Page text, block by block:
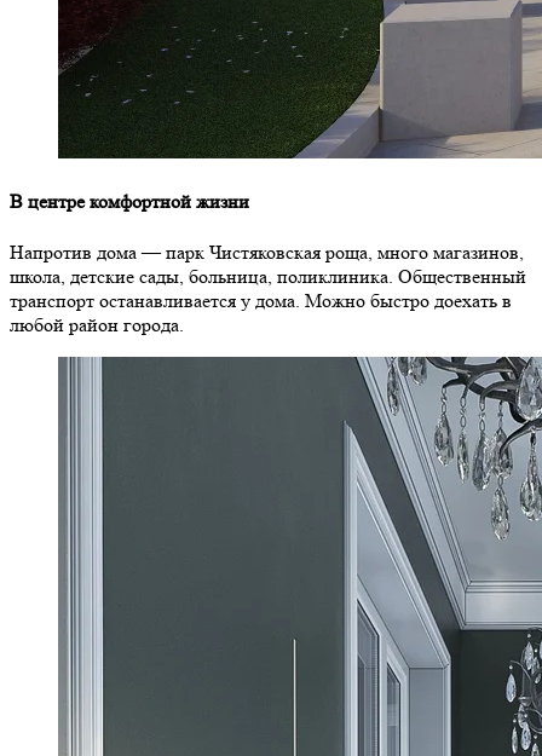
В центре комфортной жизни
Напротив дома — парк Чистяковская роща, много магазинов,
школа, детские сады, больница, поликлиника. Общественный
транспорт останавливается у дома. Можно быстро доехать в
любой район города.